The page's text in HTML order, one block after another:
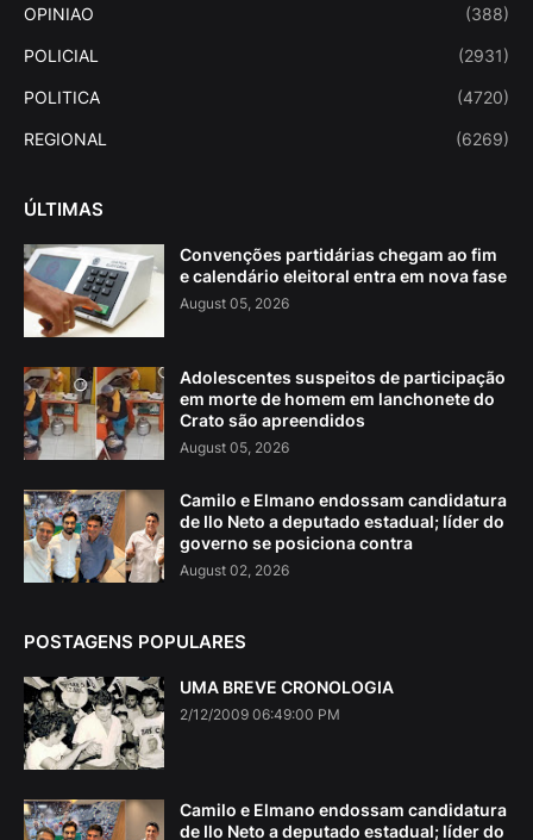
OPINIAO (388)
POLICIAL (2931)
POLITICA (4720)
REGIONAL (6269)
ÚLTIMAS
Convenções partidárias chegam ao fim
e calendário eleitoral entra em nova fase
August 05, 2026
Adolescentes suspeitos de participação
em morte de homem em lanchonete do
Crato são apreendidos
August 05, 2026
Camilo e Elmano endossam candidatura
de Ilo Neto a deputado estadual; líder do
governo se posiciona contra
August 02, 2026
POSTAGENS POPULARES
UMA BREVE CRONOLOGIA
2/12/2009 06:49:00 PM
Camilo e Elmano endossam candidatura
de Ilo Neto a deputado estadual; líder do